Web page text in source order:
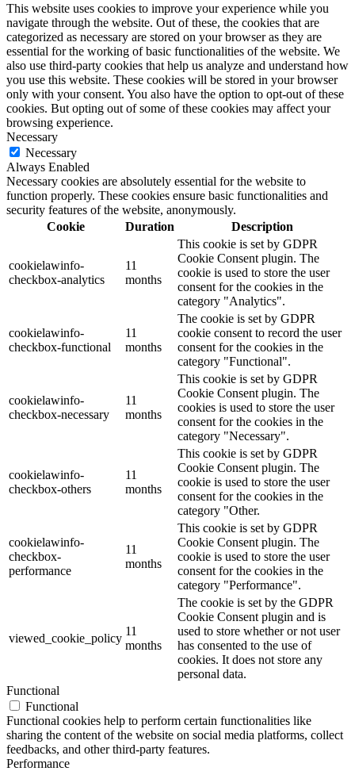
This website uses cookies to improve your experience while you
navigate through the website. Out of these, the cookies that are
categorized as necessary are stored on your browser as they are
essential for the working of basic functionalities of the website. We
also use third-party cookies that help us analyze and understand how
you use this website. These cookies will be stored in your browser
only with your consent. You also have the option to opt-out of these
cookies. But opting out of some of these cookies may affect your
browsing experience.
Necessary
Necessary
Always Enabled
Necessary cookies are absolutely essential for the website to
function properly. These cookies ensure basic functionalities and
security features of the website, anonymously.
Cookie
Duration Description
cookielawinfo-
checkbox-analytics
11
months
This cookie is set by GDPR
Cookie Consent plugin. The
cookie is used to store the user
consent for the cookies in the
category "Analytics".
cookielawinfo-
checkbox-functional
11
months
The cookie is set by GDPR
cookie consent to record the user
consent for the cookies in the
category "Functional".
cookielawinfo-
checkbox-necessary
11
months
This cookie is set by GDPR
Cookie Consent plugin. The
cookies is used to store the user
consent for the cookies in the
category "Necessary".
cookielawinfo-
checkbox-others
11
months
This cookie is set by GDPR
Cookie Consent plugin. The
cookie is used to store the user
consent for the cookies in the
category "Other.
cookielawinfo-
checkbox-
performance
11
months
This cookie is set by GDPR
Cookie Consent plugin. The
cookie is used to store the user
consent for the cookies in the
category "Performance".
viewed_cookie_policy
11
months
The cookie is set by the GDPR
Cookie Consent plugin and is
used to store whether or not user
has consented to the use of
cookies. It does not store any
personal data.
Functional
Functional
Functional cookies help to perform certain functionalities like
sharing the content of the website on social media platforms, collect
feedbacks, and other third-party features.
Performance